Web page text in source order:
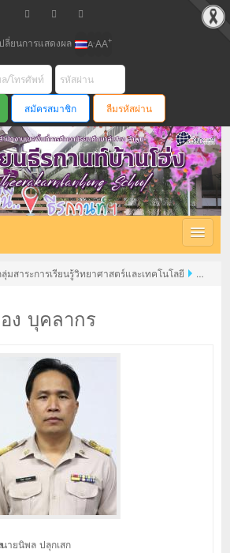
ลี่ยนการแสดงผล A-AA+
สมัครสมาชิก ลืมรหัสผ่าน
ง บุคลากร
มสาระการเรียนรู้วิทยาศาสตร์และเทคโนโลยี
นายนิพล ปลุกเสก